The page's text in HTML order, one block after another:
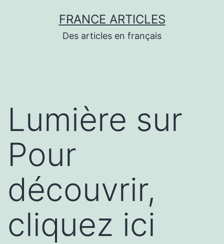
FRANCE ARTICLES
Des articles en français
Lumière sur
Pour
découvrir,
cliquez ici